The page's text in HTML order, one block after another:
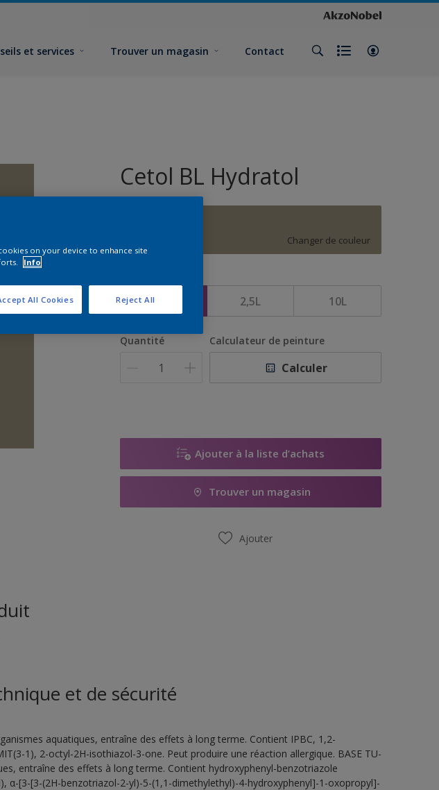
et services Trouver un magasin Contact
Cetol BL Hydratol
Changer de couleur
2,5L 10L
Quantité Calculateur de peinture
Calculer
Ajouter à la liste d’achats
Trouver un magasin
Ajouter
et de sécurité
aquatiques, entraîne des effets à long terme. Contient IPBC, 1,2-
1), 2-octyl-2H-isothiazol-3-one. Peut produire une réaction allergique. BASE TU-
entraîne des effets à long terme. Contient hydroxyphenyl-benzotriazole
α-[3-[3-(2H-benzotriazol-2-yl)-5-(1,1-dimethylethyl)-4-hydroxyphenyl]-1-oxopropyl]-
on your device to enhance site
Info
Reject All
All Cookies